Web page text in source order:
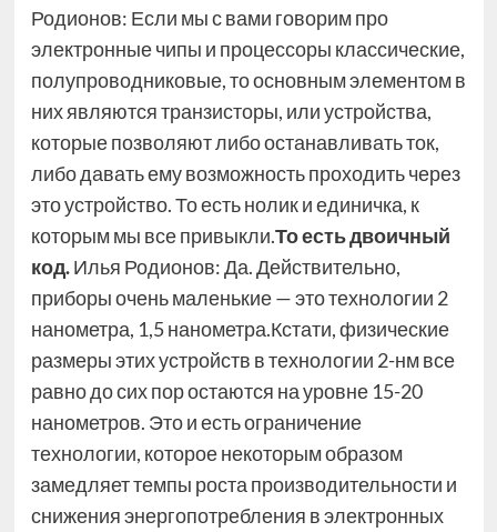
Родионов: Если мы с вами говорим про
электронные чипы и процессоры классические,
полупроводниковые, то основным элементом в
них являются транзисторы, или устройства,
которые позволяют либо останавливать ток,
либо давать ему возможность проходить через
это устройство. То есть нолик и единичка, к
которым мы все привыкли.То есть двоичный
код.Илья Родионов: Да. Действительно,
приборы очень маленькие — это технологии 2
нанометра, 1,5 нанометра.Кстати, физические
размеры этих устройств в технологии 2-нм все
равно до сих пор остаются на уровне 15-20
нанометров. Это и есть ограничение
технологии, которое некоторым образом
замедляет темпы роста производительности и
снижения энергопотребления в электронных